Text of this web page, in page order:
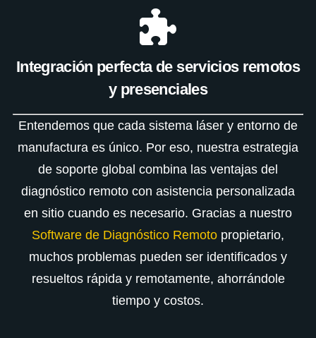
Integración perfecta de servicios remotos
y presenciales
Entendemos que cada sistema láser y entorno de
manufactura es único. Por eso, nuestra estrategia
de soporte global combina las ventajas del
diagnóstico remoto con asistencia personalizada
en sitio cuando es necesario. Gracias a nuestro
Software de Diagnóstico Remoto propietario,
muchos problemas pueden ser identificados y
resueltos rápida y remotamente, ahorrándole
tiempo y costos.